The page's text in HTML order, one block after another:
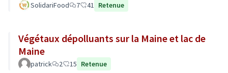
SolidariFood 7 41 Retenue
Végétaux dépolluants sur la Maine et lac de
Maine
patrick 2 15 Retenue